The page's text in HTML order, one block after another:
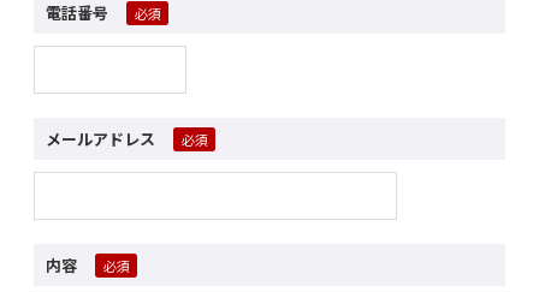
電話番号
メールアドレス
内容